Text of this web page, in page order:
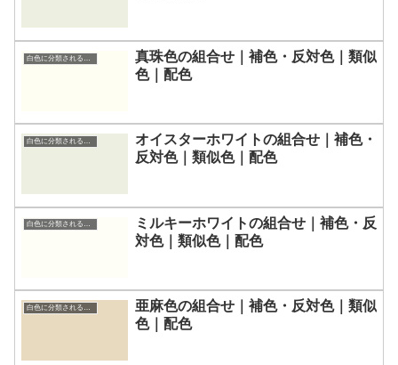
真珠色の組合せ｜補色・反対色｜類似
色｜配色
白色に分類される色一覧
オイスターホワイトの組合せ｜補色・
反対色｜類似色｜配色
白色に分類される色一覧
ミルキーホワイトの組合せ｜補色・反
対色｜類似色｜配色
白色に分類される色一覧
亜麻色の組合せ｜補色・反対色｜類似
色｜配色